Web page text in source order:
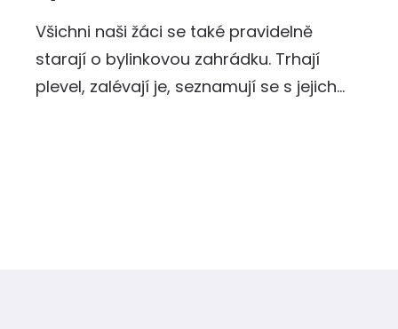
Všichni naši žáci se také pravidelně
starají o bylinkovou zahrádku. Trhají
plevel, zalévají je, seznamují se s jejich